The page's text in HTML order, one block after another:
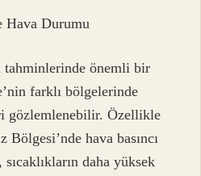
Hava Durumu
tahminlerinde önemli bir
farklı bölgelerinde
gözlemlenebilir. Özellikle
Bölgesi’nde hava basıncı
daha yüksek